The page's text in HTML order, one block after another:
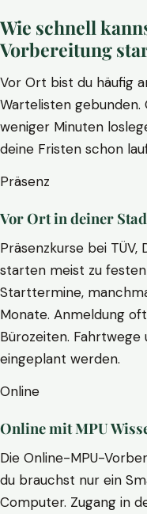
Wie schnell
Vorbereitung
Vor Ort bist du häufig
Wartelisten gebunden.
weniger Minuten
deine Fristen schon
Präsenz
Vor Ort in deiner
Präsenzkurse bei
starten meist zu
Starttermine,
Monate. Anmeldung
Bürozeiten.
eingeplant werden.
Online
Online mit MPU
Die Online-MPU-
du brauchst nur ein
Computer. Zugang in